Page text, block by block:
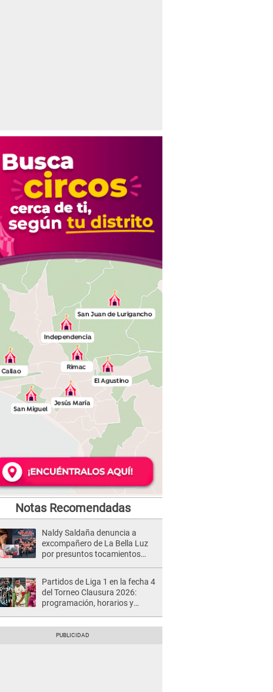
Notas Recomendadas
Naldy Saldaña denuncia a
excompañero de La Bella Luz
por presuntos tocamientos
Partidos de Liga 1 en la fecha 4
del Torneo Clausura 2026:
programación, horarios y